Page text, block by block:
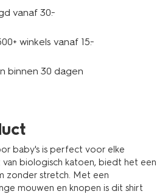
vanaf 30.-
winkels vanaf 15.-
binnen 30 dagen
baby's is perfect voor elke
biologisch katoen, biedt het een
zonder stretch. Met een
mouwen en knopen is dit shirt